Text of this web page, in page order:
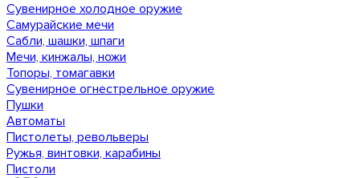
Сувенирное холодное оружие
Самурайские мечи
Сабли, шашки, шпаги
Мечи, кинжалы, ножи
Топоры, томагавки
Сувенирное огнестрельное оружие
Пушки
Автоматы
Пистолеты, револьверы
Ружья, винтовки, карабины
Пистоли